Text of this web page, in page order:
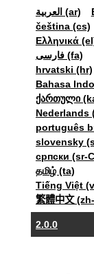
العربية (ar)
čeština (cs)
Ελληνικά
فارسی (fa)
hrvatski (hr)
Bahasa
ქართული
Nederlands
português
slovensky
српски (sr-
தமிழ் (ta)
Tiếng Việt
繁體中文
2.0.0